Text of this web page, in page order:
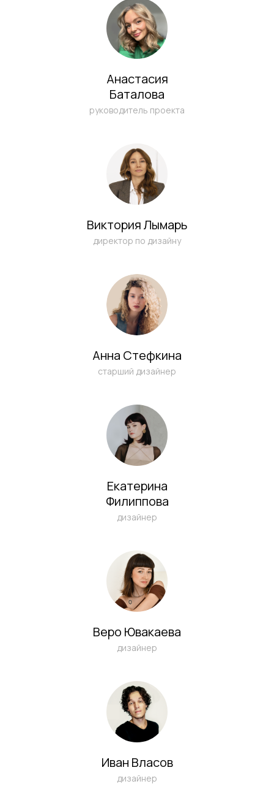
Анастасия
Баталова
руководитель проекта
Виктория Лымарь
директор по дизайну
Анна Стефкина
старший дизайнер
Екатерина
Филиппова
дизайнер
Веро Ювакаева
дизайнер
Иван Власов
дизайнер
info@sichkargroup.com
Я ознакомлен (а) и согласен (на) с
Политикой конфиденциальности
персональных данных